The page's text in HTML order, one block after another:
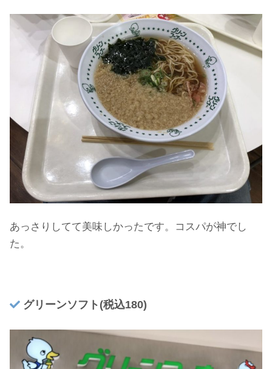
あっさりしてて美味しかったです。コスパが神でし
た。
グリーンソフト(税込180)